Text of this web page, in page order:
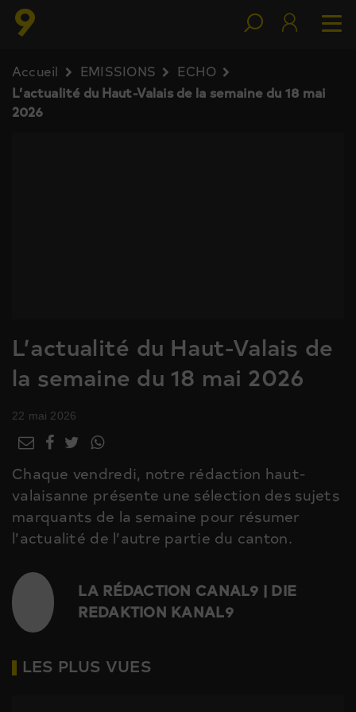
Accueil EMISSIONS
ECHO
L’actualité du Haut-Valais de la semaine du 18 mai
2026
L’actualité du Haut-Valais de
la semaine du 18 mai 2026
22 mai 2026
Chaque vendredi, notre rédaction haut-
valaisanne présente une sélection des sujets
marquants de la semaine pour résumer
l’actualité de l’autre partie du canton.
LA RÉDACTION CANAL9 | DIE
REDAKTION KANAL9
LES PLUS VUES